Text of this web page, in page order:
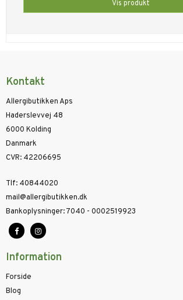
Vis produkt
Kontakt
Allergibutikken Aps
Haderslevvej 48
6000 Kolding
Danmark
CVR: 42206695
Tlf: 40844020
mail@allergibutikken.dk
Bankoplysninger:7040 - 0002519923
Information
Forside
Blog